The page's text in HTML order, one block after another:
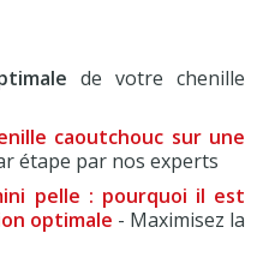
de votre chenille
caoutchouc sur une
étape par nos experts
pelle : pourquoi il est
optimale - Maximisez la